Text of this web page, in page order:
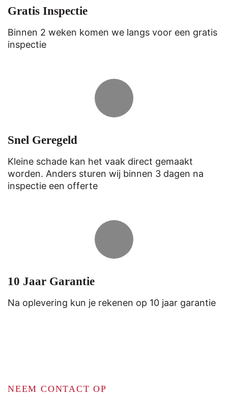
Gratis Inspectie
Binnen 2 weken komen we langs voor een gratis
inspectie
Snel Geregeld
Kleine schade kan het vaak direct gemaakt
worden. Anders sturen wij binnen 3 dagen na
inspectie een offerte
10 Jaar Garantie
Na oplevering kun je rekenen op 10 jaar garantie
NEEM CONTACT OP